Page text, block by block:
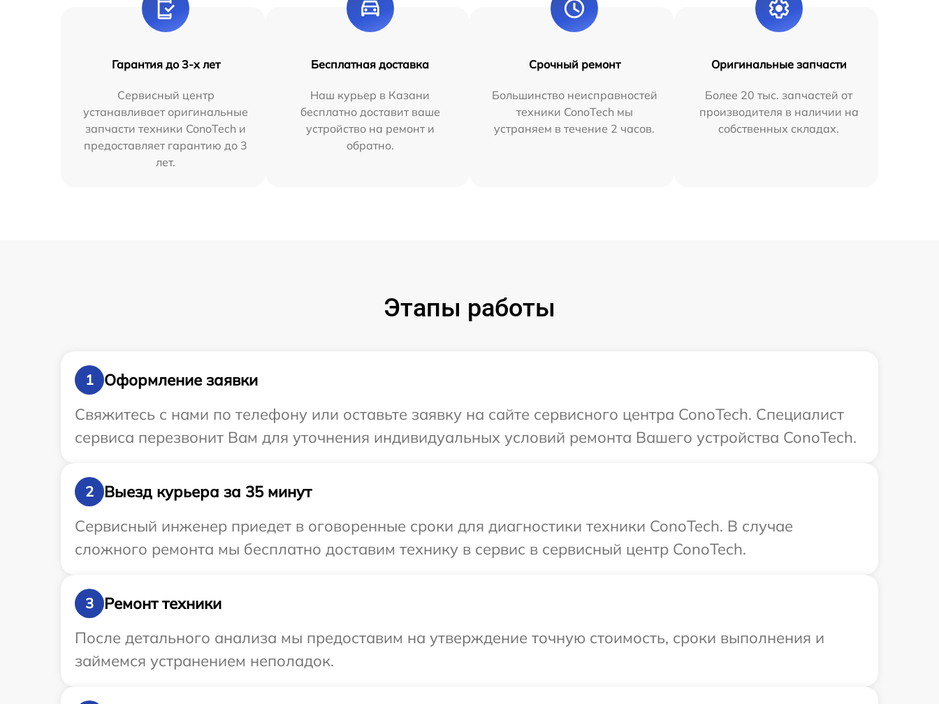
Гарантия до 3-х лет
Сервисный центр
устанавливает оригинальные
запчасти техники ConoTech и
предоставляет гарантию до 3
лет.
Бесплатная доставка
Наш курьер в Казани
бесплатно доставит ваше
устройство на ремонт и
обратно.
Срочный ремонт
Большинство неисправностей
техники ConoTech мы
устраняем в течение 2 часов.
Оригинальные запчасти
Более 20 тыс. запчастей от
производителя в наличии на
собственных складах.
Этапы работы
1
Оформление заявки
Свяжитесь с нами по телефону или оставьте заявку на сайте сервисного центра ConoTech. Специалист
сервиса перезвонит Вам для уточнения индивидуальных условий ремонта Вашего устройства ConoTech.
2
Выезд курьера за 35 минут
Сервисный инженер приедет в оговоренные сроки для диагностики техники ConoTech. В случае
сложного ремонта мы бесплатно доставим технику в сервис в сервисный центр ConoTech.
3
Ремонт техники
После детального анализа мы предоставим на утверждение точную стоимость, сроки выполнения и
займемся устранением неполадок.